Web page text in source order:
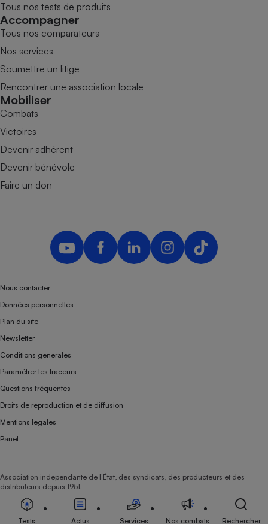
Tous nos tests de produits
Accompagner
Tous nos comparateurs
Nos services
Soumettre un litige
Rencontrer une association locale
Mobiliser
Combats
Victoires
Devenir adhérent
Devenir bénévole
Faire un don
Nous contacter
Données personnelles
Plan du site
Newsletter
Conditions générales
Paramétrer les traceurs
Questions fréquentes
Droits de reproduction et de diffusion
Mentions légales
Panel
Association indépendante de l’État, des syndicats, des producteurs et des
distributeurs depuis 1951.
Tests Actus Services Nos combats Rechercher